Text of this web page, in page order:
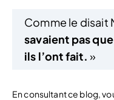
Comme le disait
savaient pas
ils l’ont fait. »
En consultant ce blog,